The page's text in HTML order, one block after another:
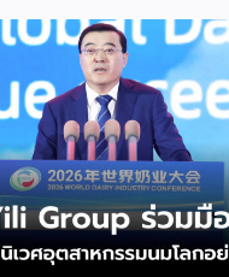
พื้นที่ 15,000 ตารางเมต
มและพยุงเศรษฐกิจไทยให้
และทำเลทองทั่วประเทศ พร้
วุฒิคับคั่ง และกิจกรรมเจร
นจัดต่อเนื่องระหว่างวันที่
องทองธานี คาดเม็ดเงิน
พูนพงษ์ นัยนาภากรณ์ อ
วงพาณิชย์ กล่าวว่า งาน ”
E-Commerce
เวทีแสดงธุรกิจแฟรนไชส์แล